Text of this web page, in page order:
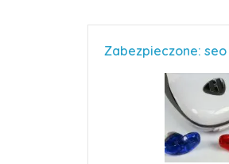
Zabezpieczone: seo